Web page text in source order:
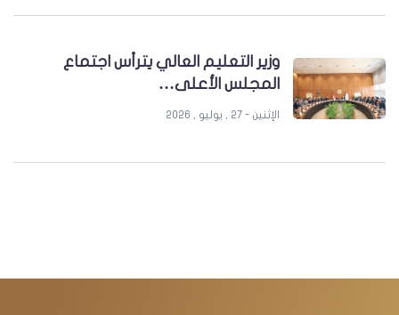
وزير التعليم العالي يترأس اجتماع
المجلس الأعلى…
الإثنين - 27 , يوليو , 2026